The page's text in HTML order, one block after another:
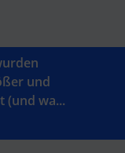
und
(und wa...